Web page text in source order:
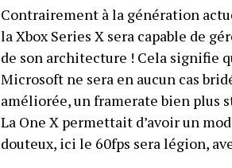
Contrairement à la génération
la Xbox Series X sera capable de
de son architecture ! Cela signifie
Microsoft ne sera en aucun cas
améliorée, un framerate bien plus
La One X permettait d’avoir un
douteux, ici le 60fps sera légion,